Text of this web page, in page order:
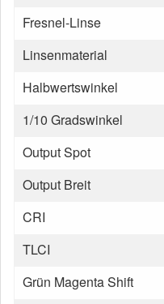
Fresnel-Linse
Linsenmaterial
Halbwertswinkel
1/10 Gradswinkel
Output Spot
Output Breit
CRI
TLCI
Grün Magenta Shift